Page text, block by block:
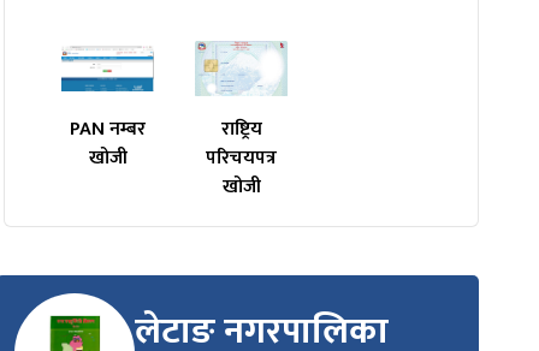
PAN नम्बर
खोजी
राष्ट्रिय
परिचयपत्र
खोजी
लेटाङ नगरपालिका